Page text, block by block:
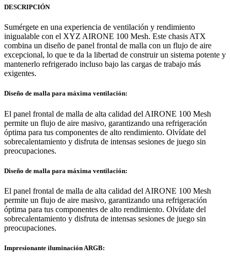
DESCRIPCIÓN
Sumérgete en una experiencia de ventilación y rendimiento
inigualable con el XYZ AIRONE 100 Mesh. Este chasis ATX
combina un diseño de panel frontal de malla con un flujo de aire
excepcional, lo que te da la libertad de construir un sistema potente y
mantenerlo refrigerado incluso bajo las cargas de trabajo más
exigentes.
Diseño de malla para máxima ventilación:
El panel frontal de malla de alta calidad del AIRONE 100 Mesh
permite un flujo de aire masivo, garantizando una refrigeración
óptima para tus componentes de alto rendimiento. Olvídate del
sobrecalentamiento y disfruta de intensas sesiones de juego sin
preocupaciones.
Diseño de malla para máxima ventilación:
El panel frontal de malla de alta calidad del AIRONE 100 Mesh
permite un flujo de aire masivo, garantizando una refrigeración
óptima para tus componentes de alto rendimiento. Olvídate del
sobrecalentamiento y disfruta de intensas sesiones de juego sin
preocupaciones.
Impresionante iluminación ARGB: